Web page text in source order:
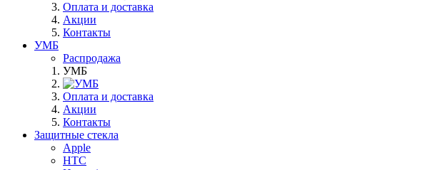
Оплата и доставка
Акции
Контакты
УМБ
Распродажа
УМБ
Оплата и доставка
Акции
Контакты
Защитные стекла
Apple
HTC